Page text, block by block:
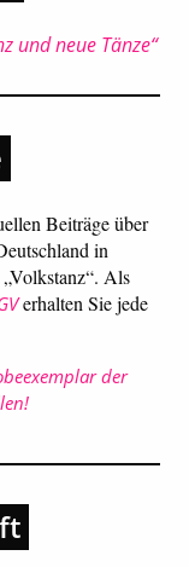
und neue Tänze“
Beiträge über
in
Als
erhalten Sie jede
der